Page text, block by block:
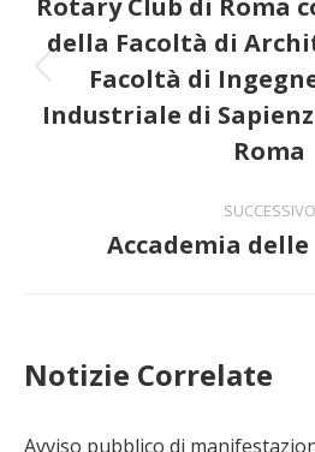
i
post
Post
Rotary Club di Roma
della Facoltà di
Facoltà di
Industriale di
Roma
SUCCESSIVO
Accademia
Notizie Correlate
Avviso pubblico di